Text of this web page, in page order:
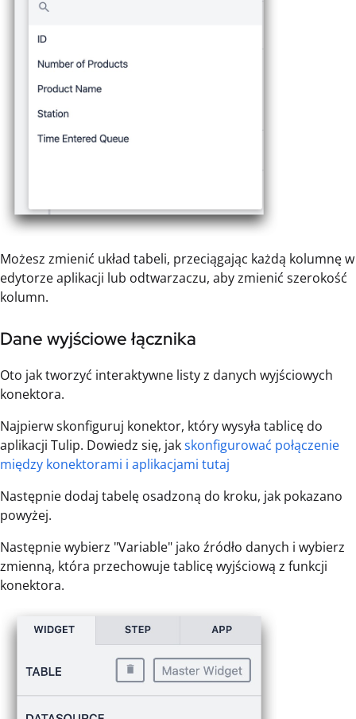
Możesz zmienić układ tabeli, przeciągając każdą kolumnę w
edytorze aplikacji lub odtwarzaczu, aby zmienić szerokość
kolumn.
Dane wyjściowe łącznika
Oto jak tworzyć interaktywne listy z danych wyjściowych
konektora.
Najpierw skonfiguruj konektor, który wysyła tablicę do
aplikacji Tulip. Dowiedz się, jakskonfigurować połączenie
między konektorami i aplikacjami tutaj
Następnie dodaj tabelę osadzoną do kroku, jak pokazano
powyżej.
Następnie wybierz "Variable" jako źródło danych i wybierz
zmienną, która przechowuje tablicę wyjściową z funkcji
konektora.